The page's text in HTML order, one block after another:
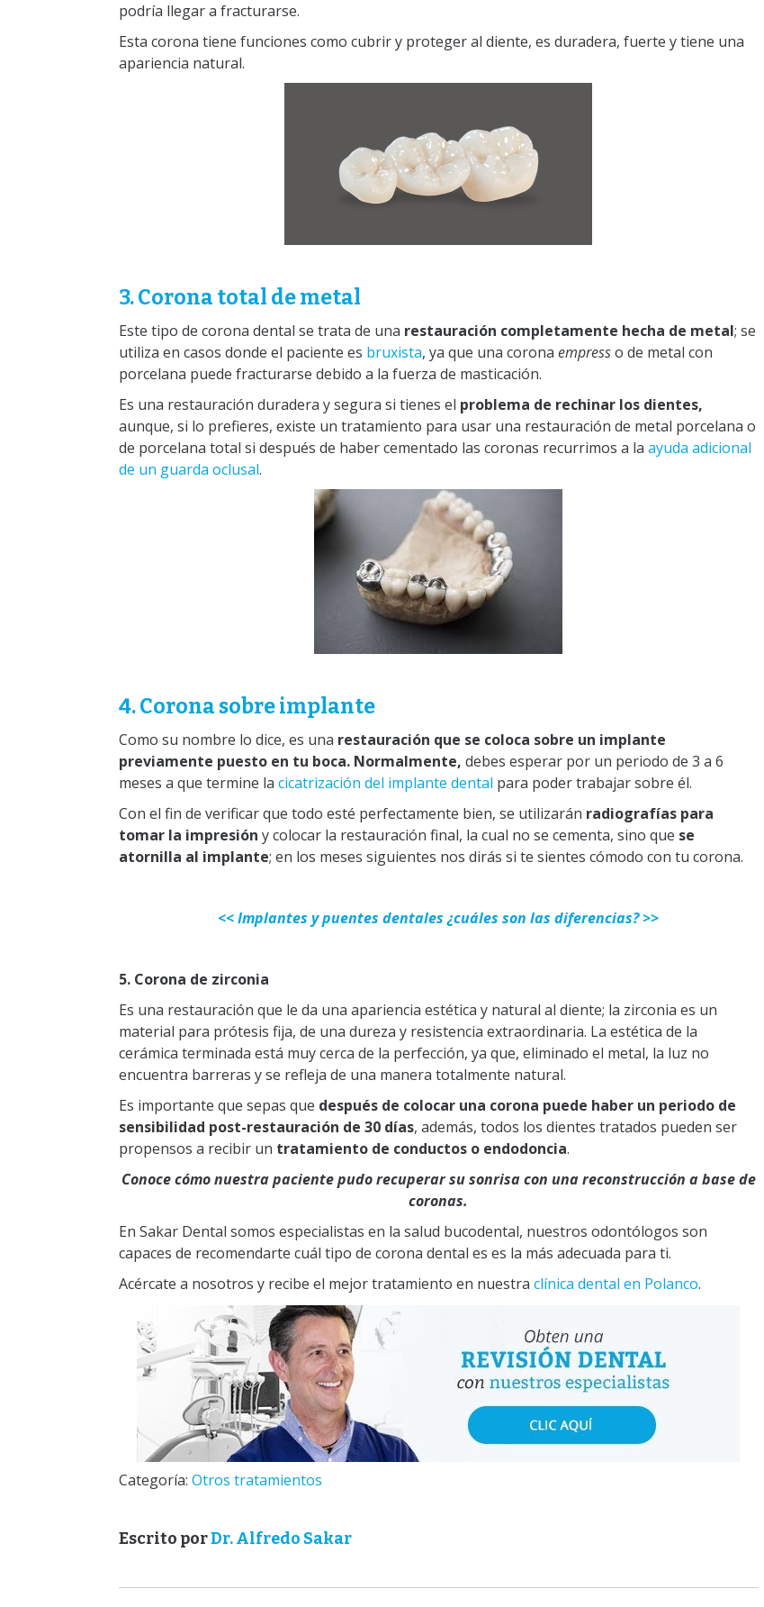
podría llegar a fracturarse.
Esta corona tiene funciones como cubrir y proteger al diente, es duradera, fuerte y tiene una
apariencia natural.
3. Corona total de metal
Este tipo de corona dental se trata de una restauración completamente hecha de metal; se
utiliza en casos donde el paciente es bruxista, ya que una corona empresso de metal con
porcelana puede fracturarse debido a la fuerza de masticación.
Es una restauración duradera y segura si tienes el problema de rechinar los dientes,
aunque, si lo prefieres, existe un tratamiento para usar una restauración de metal porcelana o
de porcelana total si después de haber cementado las coronas recurrimos a la ayuda adicional
de un guarda oclusal.
4. Corona sobre implante
Como su nombre lo dice, es una restauración que se coloca sobre un implante
previamente puesto en tu boca. Normalmente, debes esperar por un periodo de 3 a 6
meses a que termine la cicatrización del implante dental para poder trabajar sobre él.
Con el fin de verificar que todo esté perfectamente bien, se utilizarán radiografías para
tomar la impresión y colocar la restauración final, la cual no se cementa, sino que se
atornilla al implante; en los meses siguientes nos dirás si te sientes cómodo con tu corona.
<< Implantes y puentes dentales ¿cuáles son las diferencias? >>
5. Corona de zirconia
Es una restauración que le da una apariencia estética y natural al diente; la zirconia es un
material para prótesis fija, de una dureza y resistencia extraordinaria. La estética de la
cerámica terminada está muy cerca de la perfección, ya que, eliminado el metal, la luz no
encuentra barreras y se refleja de una manera totalmente natural.
Es importante que sepas que después de colocar una corona puede haber un periodo de
sensibilidad post-restauración de 30 días, además, todos los dientes tratados pueden ser
propensos a recibir un tratamiento de conductos o endodoncia.
Conoce cómo nuestra paciente pudo recuperar su sonrisa con una reconstrucción a base de
coronas.
En Sakar Dental somos especialistas en la salud bucodental, nuestros odontólogos son
capaces de recomendarte cuál tipo de corona dental es es la más adecuada para ti.
Acércate a nosotros y recibe el mejor tratamiento en nuestra clínica dental en Polanco.
Categoría: Otros tratamientos
Escrito porDr. Alfredo Sakar